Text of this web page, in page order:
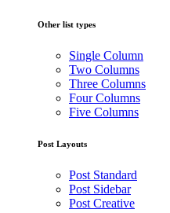
Other list types
Single Column
Two Columns
Three Columns
Four Columns
Five Columns
Post Layouts
Post Standard
Post Sidebar
Post Creative